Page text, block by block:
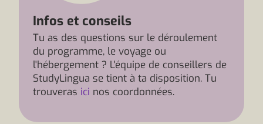
Infos et conseils
Tu as des questions sur le déroulement
du programme, le voyage ou
l'hébergement ? L'équipe de conseillers de
StudyLingua se tient à ta disposition. Tu
trouveras ici nos coordonnées.